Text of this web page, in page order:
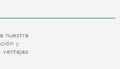
nuestra
y
ventajas